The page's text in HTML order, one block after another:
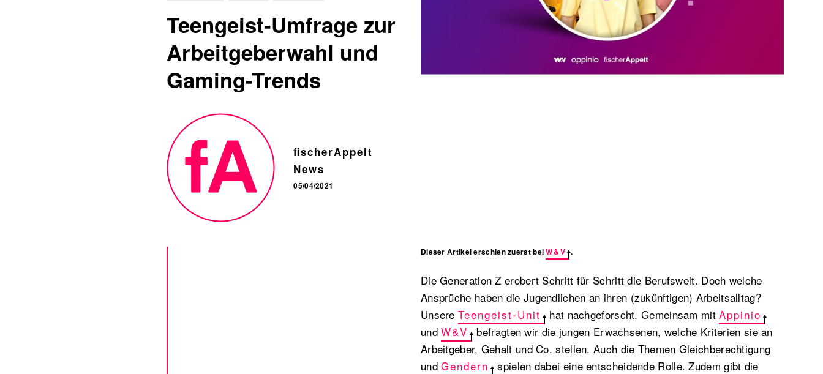
The German Apartment
Teengeist-Umfrage zur
Arbeitgeberwahl und
Gaming-Trends
fischerAppelt
News
05/04/2021
Dieser Artikel erschien zuerst beiW&V .
Die Generation Z erobert Schritt für Schritt die Berufswelt. Doch welche
Ansprüche haben die Jugendlichen an ihren (zukünftigen) Arbeitsalltag?
UnsereTeengeist-Unit hat nachgeforscht. Gemeinsam mitAppinio
undW&V
befragten wir die jungen Erwachsenen, welche Kriterien sie an
Arbeitgeber, Gehalt und Co. stellen. Auch die Themen Gleichberechtigung
undGendern
spielen dabei eine entscheidende Rolle. Zudem gibt die